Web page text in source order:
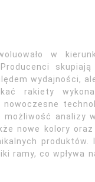
w
wydajności,
rakiety
analizy
nowe kolory
produktów.
ramy, co wpływa